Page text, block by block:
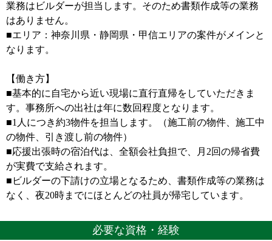
業務はビルダーが担当します。そのため書類作成等の業務
はありません。
■エリア：神奈川県・静岡県・甲信エリアの案件がメインと
なります。
【働き方】
■基本的に自宅から近い現場に直行直帰をしていただきま
す。事務所への出社は年に数回程度となります。
■1人につき約3物件を担当します。（施工前の物件、施工中
の物件、引き渡し前の物件）
■応援出張時の宿泊代は、全額会社負担で、月2回の帰省費
が実費で支給されます。
■ビルダーの下請けの立場となるため、書類作成等の業務は
なく、夜20時までにほとんどの社員が帰宅しています。
必要な資格・経験